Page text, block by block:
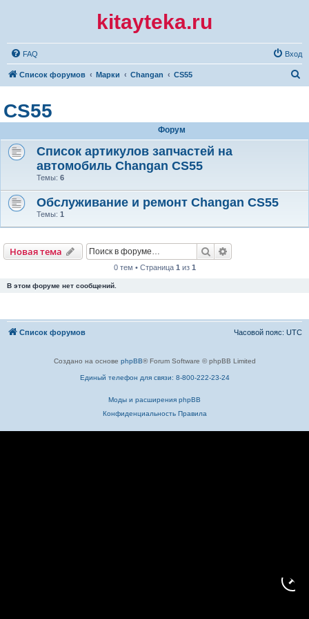
✕
kitayteka.ru
FAQ Вход
Список форумов Марки Changan CS55
с
к
CS55
Форум
Список артикулов запчастей на
автомобиль Changan CS55
Темы: 6
Обслуживание и ремонт Changan CS55
Темы: 1
Новая тема Поиск
0 тем • Страница 1 из 1
В этом форуме нет сообщений.
Список форумов Часовой пояс: UTC
Создано на основе phpBB® Forum Software © phpBB Limited
Единый телефон для связи: 8-800-222-23-24
Моды и расширения phpBB
Конфиденциальность Правила